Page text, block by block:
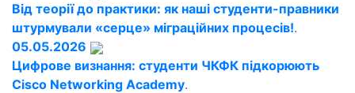
Від теорії до практики: як наші студенти-правники
штурмували «серце» міграційних процесів!.
05.05.2026
Цифрове визнання: студенти ЧКФК підкорюють
Cisco Networking Academy.